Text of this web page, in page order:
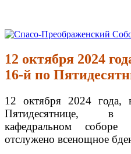
Перейти
содержимому
Спасо-Преображенский Собор
Спасо-Преображенский
12 октября 2024
16-й по
12 октября 2024
Пятидесятнице,
в
кафедральном
отслужено всенощное